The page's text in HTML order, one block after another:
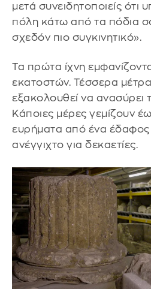
μετά συνειδητοποιείς ότι
πόλη κάτω από τα πόδια
σχεδόν πιο συγκινητικό».
Τα πρώτα ίχνη
εκατοστών. Τέσσερα
εξακολουθεί να ανασύρει
Κάποιες μέρες γεμίζουν
ευρήματα από ένα
ανέγγιχτο για δεκαετίες.